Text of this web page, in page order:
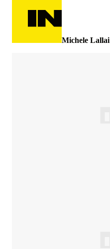
Michele Lallai